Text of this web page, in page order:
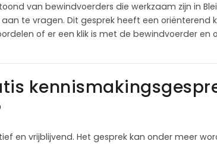
van bewindvoerders die werkzaam zijn in
te vragen. Dit gesprek heeft een oriënterend
of er een klik is met de bewindvoerder
en vrijblijvend. Het gesprek kan onder meer